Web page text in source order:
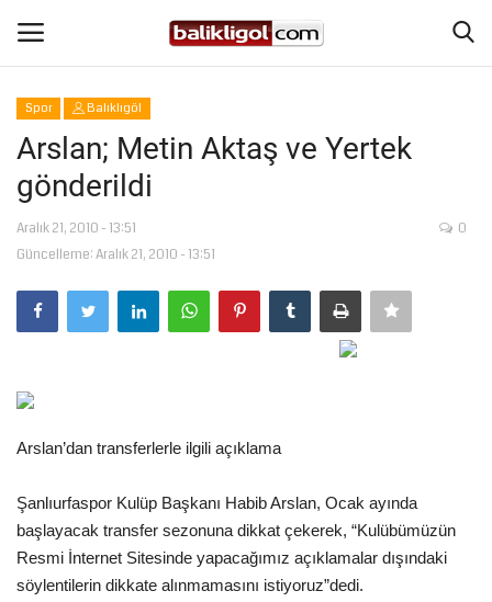
Giriş Yap
Anasayfa
Köşe Yazıları
Magazin
Gündem
Tekno Bilim
Spor Balıklıgöl
Arslan; Metin Aktaş ve Yertek
gönderildi
Aralık 21, 2010 - 13:51
Güncelleme: Aralık 21, 2010 - 13:51
0
Arslan’dan transferlerle ilgili açıklama
Şanlıurfaspor Kulüp Başkanı Habib Arslan, Ocak ayında
başlayacak transfer sezonuna dikkat çekerek, “Kulübümüzün
Resmi İnternet Sitesinde yapacağımız açıklamalar dışındaki
söylentilerin dikkate alınmamasını istiyoruz”dedi.